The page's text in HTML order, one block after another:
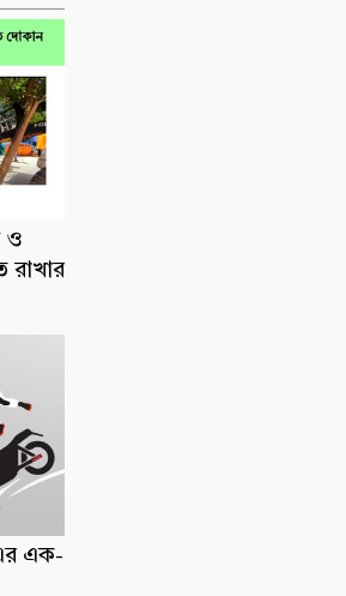
ও
রাখার
এক-